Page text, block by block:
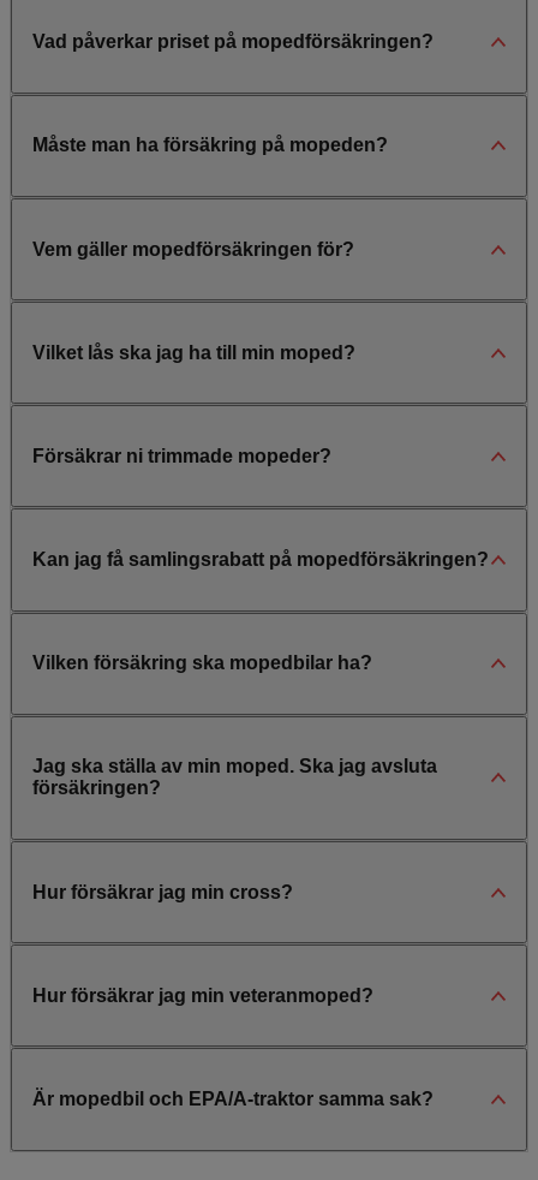
Vad påverkar priset på mopedförsäkringen?
Måste man ha försäkring på mopeden?
Vem gäller mopedförsäkringen för?
Vilket lås ska jag ha till min moped?
Försäkrar ni trimmade mopeder?
Kan jag få samlingsrabatt på mopedförsäkringen?
Vilken försäkring ska mopedbilar ha?
Jag ska ställa av min moped. Ska jag avsluta
försäkringen?
Hur försäkrar jag min cross?
Hur försäkrar jag min veteranmoped?
Är mopedbil och EPA/A-traktor samma sak?